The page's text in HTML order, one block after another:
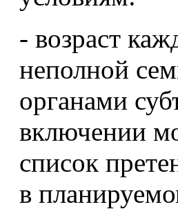
- возраст
неполной
органами
включении
список
в